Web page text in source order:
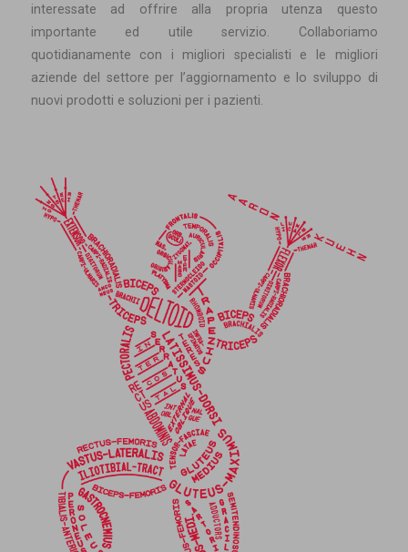
interessate ad offrire alla propria utenza questo
importante ed utile servizio. Collaboriamo
quotidianamente con i migliori specialisti e le migliori
aziende del settore per l’aggiornamento e lo sviluppo di
nuovi prodotti e soluzioni per i pazienti.